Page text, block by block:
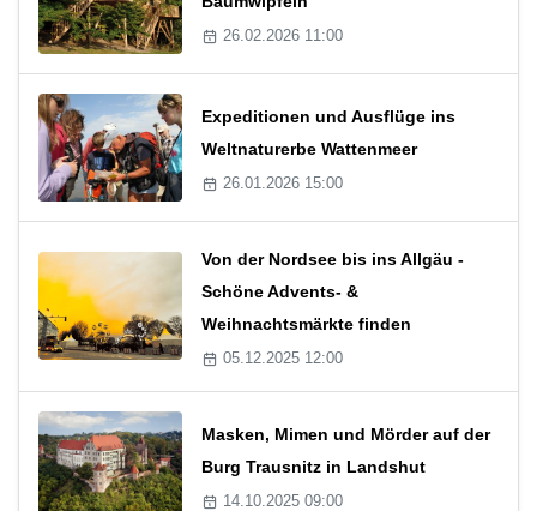
26.02.2026 11:00
Expeditionen und Ausflüge ins
Weltnaturerbe Wattenmeer
26.01.2026 15:00
Von der Nordsee bis ins Allgäu -
Schöne Advents- &
Weihnachtsmärkte finden
05.12.2025 12:00
Masken, Mimen und Mörder auf der
Burg Trausnitz in Landshut
14.10.2025 09:00